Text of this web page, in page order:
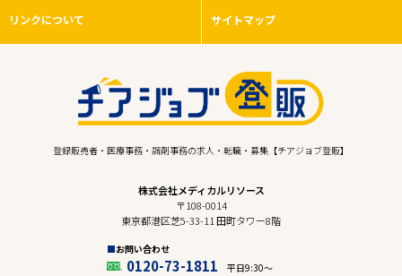
リンクについて サイトマップ
登録販売者・医療事務・調剤事務の求人・転職・募集【チアジョブ登販】
株式会社メディカルリソース
〒108-0014
東京都港区芝5-33-11 田町タワー8階
お問い合わせ
0120-73-1811
平日9:30〜